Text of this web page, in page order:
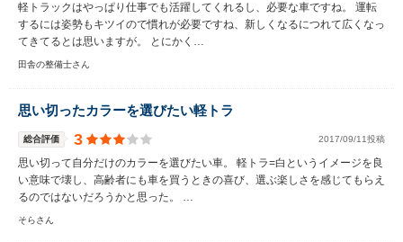
軽トラックはやっぱり仕事でも活躍してくれるし、必要な車ですね。 運転
するには姿勢もキツイので慣れが必要ですね、新しくなるにつれて広くなっ
てきてるとは思いますが。 とにかく…
田舎の整備士さん
思い切ったカラーを選びたい軽トラ
総合評価 3 2017/09/11投稿
思い切って自分だけのカラーを選びたい車。 軽トラ=白というイメージを良
い意味で壊し、高齢者にも車を買うときの喜び、選ぶ楽しさを感じてもらえ
るのではないだろうかと思った。 …
そらさん